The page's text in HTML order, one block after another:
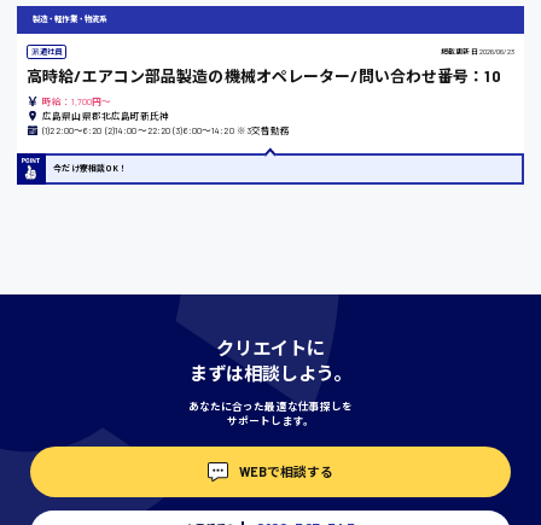
香川県
愛知県
時給1000円〜
時給1400円〜
製造・軽作業・物流系
派遣社員 掲載更新日 2026/06/23
高時給/エアコン部品製造の機械オペレーター/問い合わせ番号：10
時給：1,700円～
広島県山県郡北広島町新氏神
(1)22:00〜6:20 (2)14:00〜22:20 (3)6:00〜14:20 ※3交替勤務
今だけ寮相談OK！
クリエイトに
まずは相談しよう。
あなたに合った最適な仕事探しを
サポートします。
WEBで相談する